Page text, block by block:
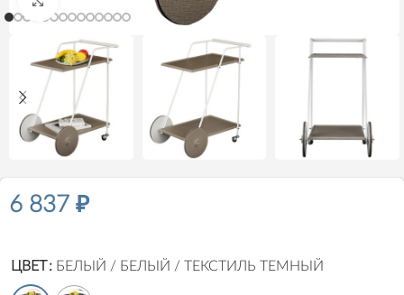
6 837 ₽
ЦВЕТ БЕЛЫЙ / БЕЛЫЙ / ТЕКСТИЛЬ ТЕМНЫЙ